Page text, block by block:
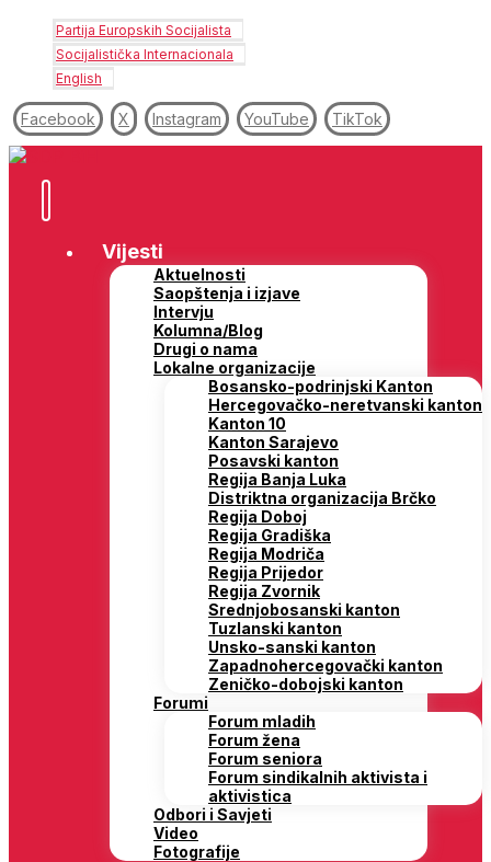
Partija Europskih Socijalista
Socijalistička Internacionala
English
Facebook X Instagram YouTube TikTok
Vijesti
Aktuelnosti
Saopštenja i izjave
Intervju
Kolumna/Blog
Drugi o nama
Lokalne organizacije
Bosansko-podrinjski Kanton
Hercegovačko-neretvanski kanton
Kanton 10
Kanton Sarajevo
Posavski kanton
Regija Banja Luka
Distriktna organizacija Brčko
Regija Doboj
Regija Gradiška
Regija Modriča
Regija Prijedor
Regija Zvornik
Srednjobosanski kanton
Tuzlanski kanton
Unsko-sanski kanton
Zapadnohercegovački kanton
Zeničko-dobojski kanton
Forumi
Forum mladih
Forum žena
Forum seniora
Forum sindikalnih aktivista i
aktivistica
Odbori i Savjeti
Video
Fotografije